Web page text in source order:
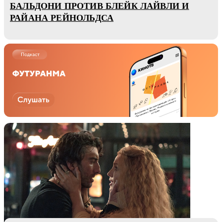
БАЛЬДОНИ ПРОТИВ БЛЕЙК ЛАЙВЛИ И
РАЙАНА РЕЙНОЛЬДСА